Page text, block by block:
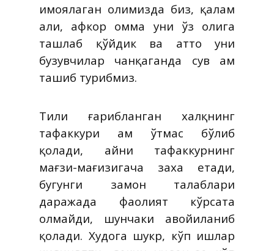
ҳимоялаган ҳолимизда биз, қалам
аҳли, афкор омма уни ўз ҳолига
ташлаб қўйдик ва ҳатто уни
бузувчилар чанқаганда сув ҳам
ташиб турибмиз.
Тили ғарибланган халқнинг
тафаккури ҳам ўтмас бўлиб
қолади, айни тафаккурнинг
мағзи-мағизигача заха етади,
бугунги замон талаблари
даражада фаолият кўрсата
олмайди, шунчаки ҳавойиланиб
қолади. Худога шукр, кўп ишлар